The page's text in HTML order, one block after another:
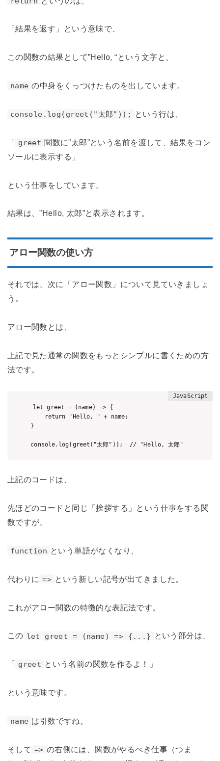
「結果を返す」という意味で、
この関数の結果として”Hello, “という文字と、
name の中身をくっつけたものを出しています。
console.log(greet("太郎")); という行は、
「 greet 関数に”太郎”という名前を渡して、結果をコン
ソールに表示する」
という仕事をしています。
結果は、”Hello, 太郎”と表示されます。
アロー関数の使い方
それでは、次に「アロー関数」について見ていきましょ
う。
アロー関数とは、
上記で見た通常の関数をもっとシンプルに書くための方
法です。
let greet = (name) => {
    return "Hello, " + name;
}
上記のコードは、
先ほどのコードと同じ「挨拶する」という仕事をする関
数ですが、
function という単語がなくなり、
代わりに => という新しい記号が出てきました。
これがアロー関数の特徴的な表記法です。
この let greet = (name) => {...} という部分は、
「 greet という名前の関数を作るよ！」
という意味です。
name は引数ですね。
そして => の右側には、関数がやるべき仕事（つま